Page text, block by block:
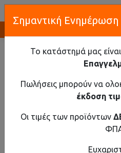
ΑΡΧΙΚΉ
ΒΙΟΜΗΧΑΝΙΚΌ ΥΛΙΚΌ
ΑΥΤΌΜΑΤΟΙ ΔΙΑΚΌΠΤΕΣ
ΑΥΤΌΜΑΤΟΣ ΔΙΑΚΌΠΤΗΣ
Αυτόματος διακόπτης
Σημαντική Ενημέρωση
Το κατάστημά μας
Πωλήσεις μπορούν να
έκδοση
Οι τιμές των προϊόντων